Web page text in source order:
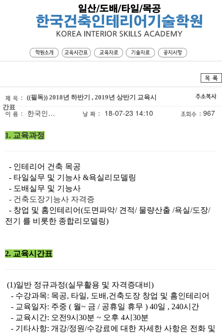
((필독)) 2018년 하반기 , 2019년 상반기 교육시
간표
한국인… 18-07-23 14:10 967
1. 교육과정
- 인테리어 건축 목공
- 타일실무 및 기능사 &욕실리모델링
- 도배실무 및 기능사
- 건축도장기능사 자격증
- 창업 및 홈인테리어(도면파악/ 견적/ 물량산출 /욕실/도장/
전기 를 비롯한 종합리모델링)
2. 교육시간표
(1)일반 정규과정(실무활용 및 자격증대비)
- 수강과목: 목공, 타일, 도배,건축도장 창업 및 홈인테리어
- 교육일자: 주중 ( 월~ 금 / 공휴일 휴무 ) 40일 , 240시간
- 교육시간: 오전9시30분 ~ 오후 4시30분
- 기타사항: 개강/정원/수강료에 대한 자세한 사항은 전화 및